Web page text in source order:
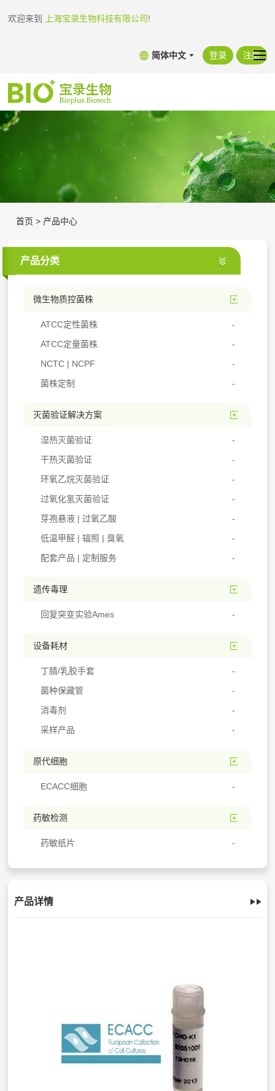
欢迎来到 上海宝录生物科技有限公司!
简体中文 登录 注册
首页 > 产品中心
产品分类
微生物质控菌株
ATCC定性菌株
ATCC定量菌株
NCTC | NCPF
菌株定制
灭菌验证解决方案
湿热灭菌验证
干热灭菌验证
环氧乙烷灭菌验证
过氧化氢灭菌验证
芽孢悬液 | 过氧乙酸
低温甲醛 | 辐照 | 臭氧
配套产品 | 定制服务
遗传毒理
回复突变实验Ames
设备耗材
丁腈/乳胶手套
菌种保藏管
消毒剂
采样产品
原代细胞
ECACC细胞
药敏检测
药敏纸片
产品详情